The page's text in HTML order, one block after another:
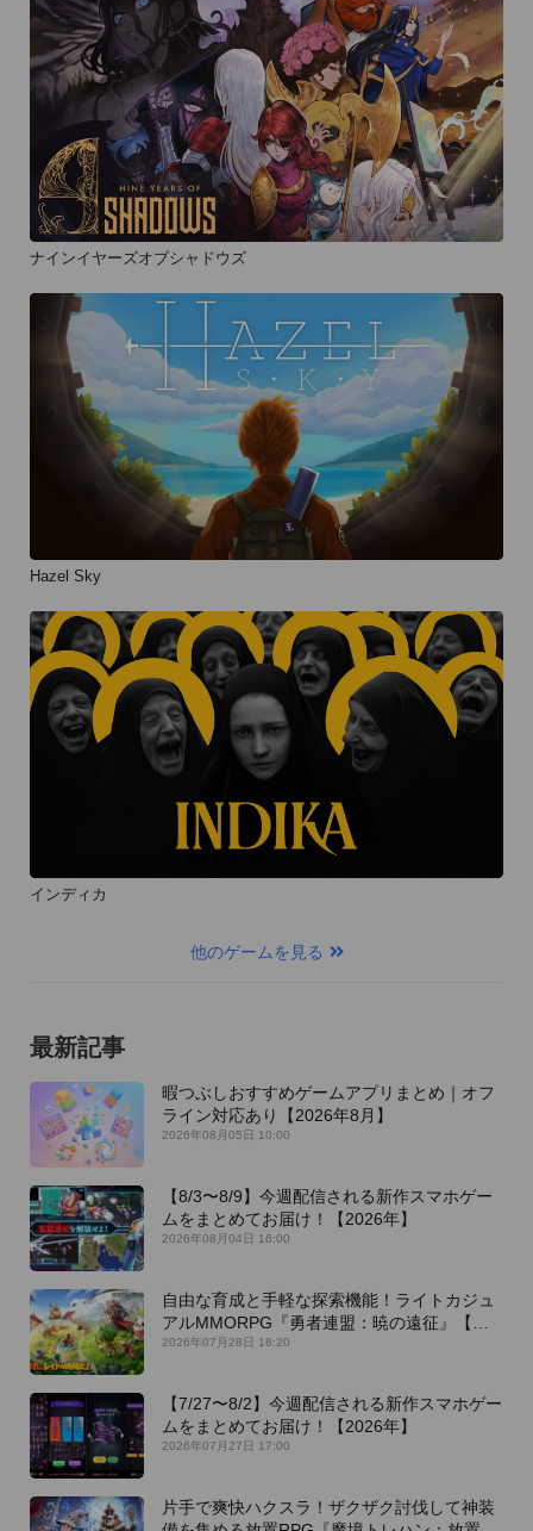
ナインイヤーズオブシャドウズ
Hazel Sky
インディカ
他のゲームを見る
最新記事
暇つぶしおすすめゲームアプリまとめ｜オフ
ライン対応あり【2026年8月】
2026年08月05日 10:00
【8/3〜8/9】今週配信される新作スマホゲー
ムをまとめてお届け！【2026年】
2026年08月04日 16:00
自由な育成と手軽な探索機能！ライトカジュ
アルMMORPG『勇者連盟：暁の遠征』【最
新作PICKUP】
2026年07月28日 18:20
【7/27〜8/2】今週配信される新作スマホゲー
ムをまとめてお届け！【2026年】
2026年07月27日 17:00
片手で爽快ハクスラ！ザクザク討伐して神装